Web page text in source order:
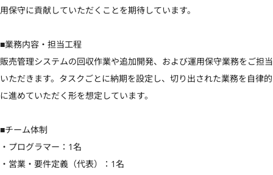
用保守に貢献していただくことを期待しています。
■業務内容・担当工程
販売管理システムの回収作業や追加開発、および運用保守業務をご担当
いただきます。タスクごとに納期を設定し、切り出された業務を自律的
に進めていただく形を想定しています。
■チーム体制
・プログラマー：1名
・営業・要件定義（代表）：1名